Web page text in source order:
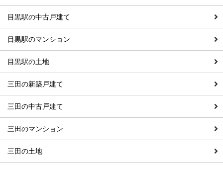
目黒駅の中古戸建て
目黒駅のマンション
目黒駅の土地
三田の新築戸建て
三田の中古戸建て
三田のマンション
三田の土地